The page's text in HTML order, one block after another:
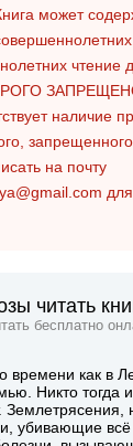
может
чтение
наличие
на почту
читать
бесплатно
времени как в
Никто тогда
Землетрясения,
убивающие всё